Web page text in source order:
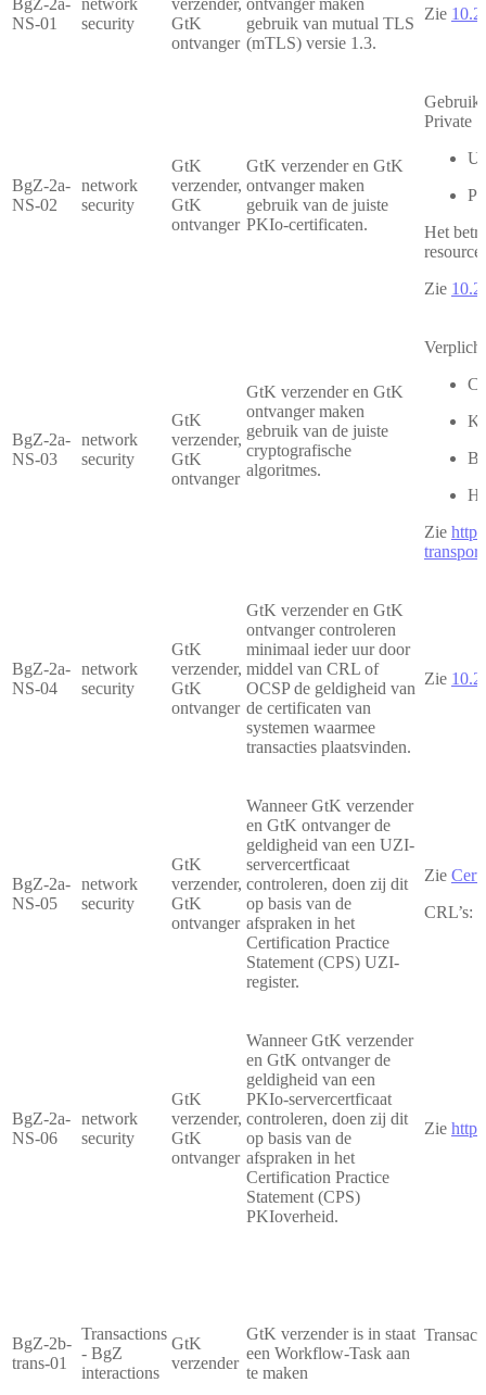
BgZ-2a-
NS-01
network
security
verzender,
GtK
ontvanger
ontvanger maken
gebruik van mutual TLS
(mTLS) versie 1.3.
Zie
BgZ-2a-
NS-02
network
security
GtK
verzender,
GtK
ontvanger
GtK verzender en GtK
ontvanger maken
gebruik van de juiste
PKIo-certificaten.
Private
Het
Zie
BgZ-2a-
NS-03
network
security
GtK
verzender,
GtK
ontvanger
GtK verzender en GtK
ontvanger maken
gebruik van de juiste
cryptografische
algoritmes.
Zie
BgZ-2a-
NS-04
network
security
GtK
verzender,
GtK
ontvanger
GtK verzender en GtK
ontvanger controleren
minimaal ieder uur door
middel van CRL of
OCSP de geldigheid van
de certificaten van
systemen waarmee
transacties plaatsvinden.
Zie
BgZ-2a-
NS-05
network
security
GtK
verzender,
GtK
ontvanger
Wanneer GtK verzender
en GtK ontvanger de
geldigheid van een UZI-
servercertficaat
controleren, doen zij dit
op basis van de
afspraken in het
Certification Practice
Statement (CPS) UZI-
register.
Zie
CRL’s:
BgZ-2a-
NS-06
network
security
GtK
verzender,
GtK
ontvanger
Wanneer GtK verzender
en GtK ontvanger de
geldigheid van een
PKIo-servercertficaat
controleren, doen zij dit
op basis van de
afspraken in het
Certification Practice
Statement (CPS)
PKIoverheid.
Zie
BgZ-2b-
trans-01
Transactions
- BgZ
interactions
GtK
verzender
GtK verzender is in staat
een Workflow-Task aan
te maken